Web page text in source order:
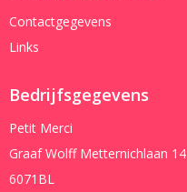
Contactgegevens
Links
Bedrijfsgegevens
Petit Merci
Graaf Wolff Metternichlaan 14
6071BL